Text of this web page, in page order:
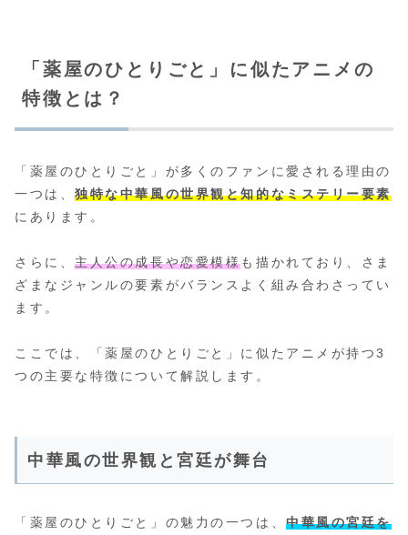
「薬屋のひとりごと」に似たアニメの
特徴とは？
「薬屋のひとりごと」が多くのファンに愛される理由の
一つは、独特な中華風の世界観と知的なミステリー要素
にあります。
さらに、主人公の成長や恋愛模様も描かれており、さま
ざまなジャンルの要素がバランスよく組み合わさってい
ます。
ここでは、「薬屋のひとりごと」に似たアニメが持つ3
つの主要な特徴について解説します。
中華風の世界観と宮廷が舞台
「薬屋のひとりごと」の魅力の一つは、中華風の宮廷を